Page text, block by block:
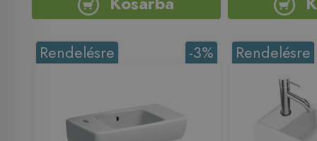
-3%
Rendelésre Rendelésre